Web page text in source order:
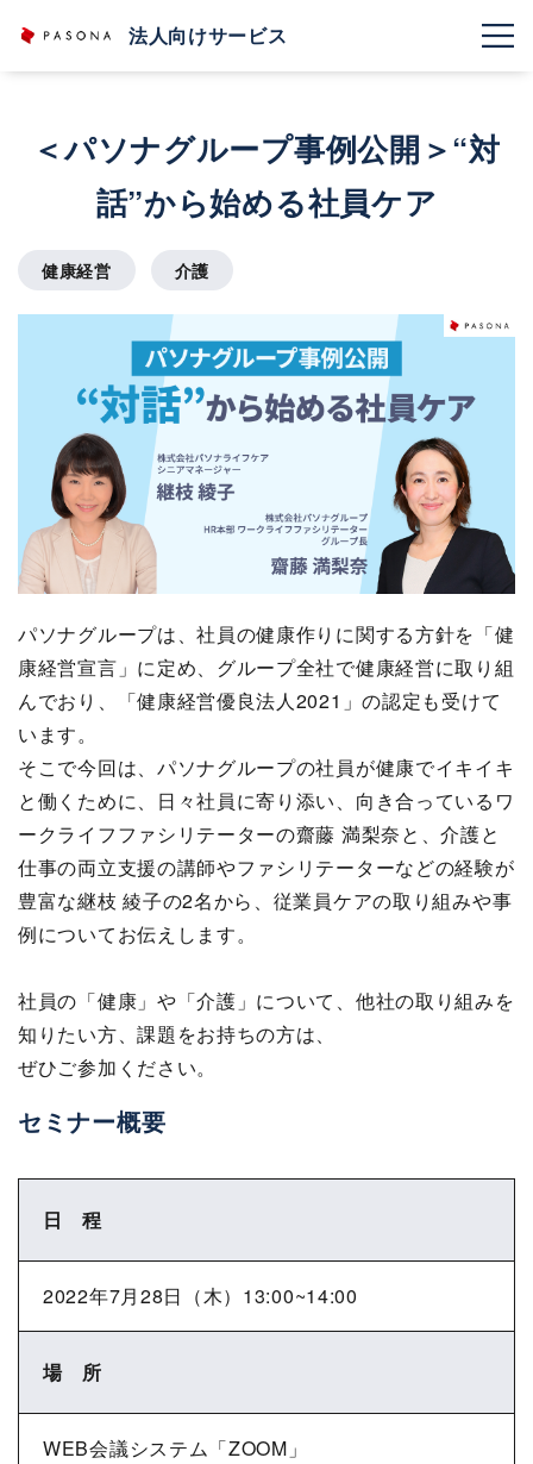
法人向けサービス
＜パソナグループ事例公開＞“対
話”から始める社員ケア
健康経営 介護
パソナグループは、社員の健康作りに関する方針を「健
康経営宣言」に定め、グループ全社で健康経営に取り組
んでおり、「健康経営優良法人2021」の認定も受けて
います。
そこで今回は、パソナグループの社員が健康でイキイキ
と働くために、日々社員に寄り添い、向き合っているワ
ークライフファシリテーターの齋藤 満梨奈と、介護と
仕事の両立支援の講師やファシリテーターなどの経験が
豊富な継枝 綾子の2名から、従業員ケアの取り組みや事
例についてお伝えします。
社員の「健康」や「介護」について、他社の取り組みを
知りたい方、課題をお持ちの方は、
ぜひご参加ください。
セミナー概要
日 程
2022年7月28日（木）13:00~14:00
場 所
WEB会議システム「ZOOM」